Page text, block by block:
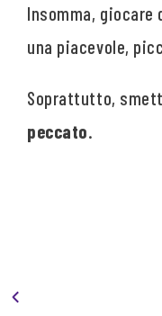
Insomma,
una piacevole,
Soprattutto,
peccato.